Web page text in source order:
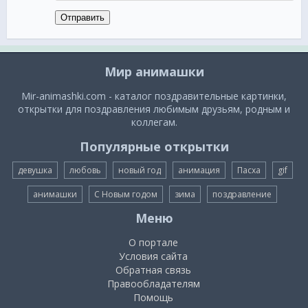
Сигарета нам не друг,
Ведь полна дурных заслуг,
Жизнь без табака, как рай,
Будь здоров и не болей!
***
С Днем отказа от куренья!
Лучше скушайте варенья,
Чем сигару в руки брать,
Легкие уничтожать!
В горьком дыме сигаретном
Постепенно, незаметно
Потому курить нельзя!
***
Откажись от сигареты!
Сразу звонкие монеты
Отправить
Мир анимашки
Mir-animashki.com - каталог поздравительные картинки,
открытки для поздравления любимым друзьям, родным и
коллегам.
Популярные открытки
девушка любовь новый год анимация Пасха gif
анимашки С Новым годом зима поздравление
Меню
О портале
Условия сайта
Обратная связь
Правообладателям
Помощь